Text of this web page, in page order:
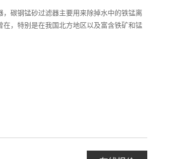
碳钢锰砂过滤器主要用来除掉水中的铁锰离
，特别是在我国北方地区以及富含铁矿和锰